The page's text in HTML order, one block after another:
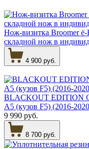
Нож-визитка Broomer
складной нож в
4 900 руб.
BLACKOUT EDITION
A5 (кузов F5)
9 990 руб.
8 700 руб.